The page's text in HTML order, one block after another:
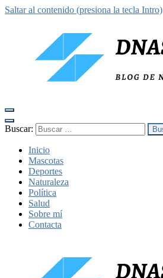
Saltar al contenido (presiona la tecla Intro)
Buscar:
Inicio
Mascotas
Deportes
Naturaleza
Política
Salud
Sobre mí
Contacta